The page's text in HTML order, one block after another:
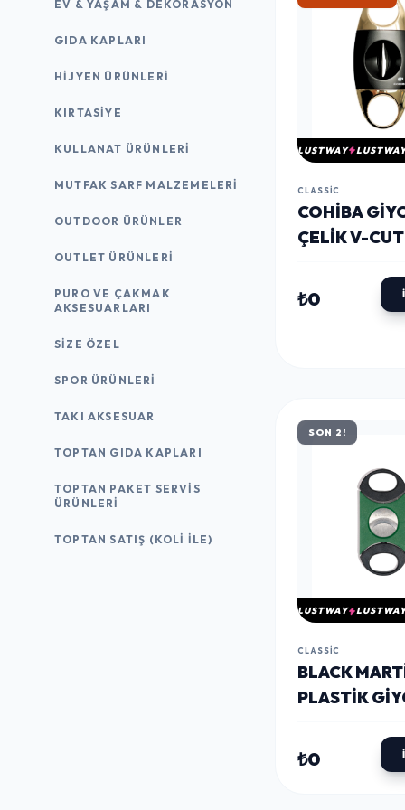
EV & YAŞAM & DEKORASYON
GIDA KAPLARI
HIJYEN ÜRÜNLERI
KIRTASİYE
KULLANAT ÜRÜNLERI
MUTFAK SARF MALZEMELERI
OUTDOOR ÜRÜNLER
OUTLET ÜRÜNLERI
PURO VE ÇAKMAK
AKSESUARLARI
SIZE ÖZEL
SPOR ÜRÜNLERI
TAKI AKSESUAR
TOPTAN GIDA KAPLARI
TOPTAN PAKET SERVIS
ÜRÜNLERI
TOPTAN SATIŞ (KOLI İLE)
LUSTWAY
CLASSIC
COHIBA
ÇELIK V-
CPM063 -
₺0
SON 2!
LUSTWAY
CLASSIC
BLACK
PLASTIK
KESICI
₺0